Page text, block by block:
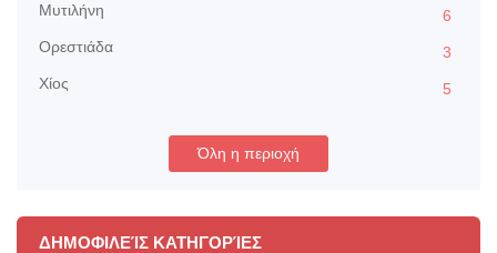
Μυτιλήνη
6
Ορεστιάδα
3
Χίος
5
Όλη η περιοχή
ΔΗΜΟΦΙΛΕΊΣ ΚΑΤΗΓΟΡΊΕΣ